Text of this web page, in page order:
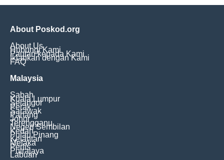
About Poskod.org
About Us
Hubungi Kami
Pautan kepada Kami
Iklankan dengan Kami
FAQ
Malaysia
Sabah
Kuala Lumpur
Selangor
Perak
Sarawak
Pahang
Johor
Terengganu
Negeri Sembilan
Kedah
Pulau Pinang
Kelantan
Melaka
Perlis
Putrajaya
Labuan